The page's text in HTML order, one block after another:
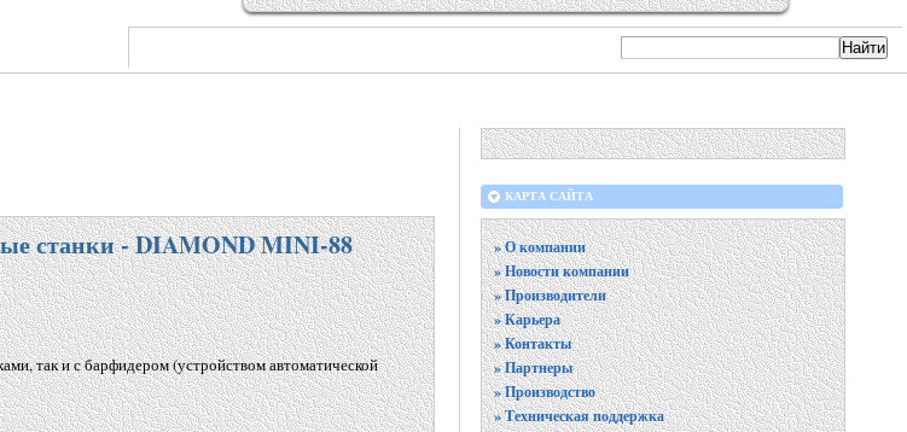
станки - DIAMOND MINI-88
так и с барфидером(устройством автоматической
КАРТА САЙТА
» О компании
» Новости компании
» Производители
» Карьера
» Контакты
» Партнеры
» Производство
» Техническая поддержка